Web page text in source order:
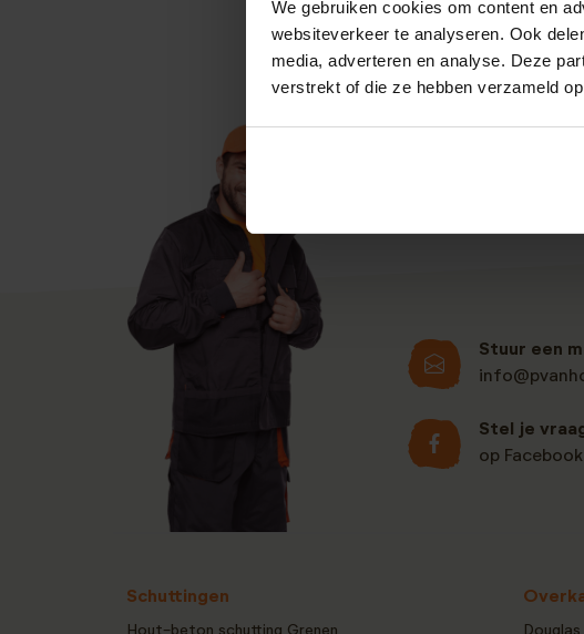
We gebruiken cookies om content en
websiteverkeer te analyseren. Ook
media, adverteren en analyse. Deze
verstrekt of die ze hebben verzameld
Montage. Bij ons zit u dus
weten? Neem vrijblijvend
info@pvanhoekmontage.nl
helpen u graag!”
Stuur een
Stel je
op Facebook
Schuttingen
Hout-beton schutting Grenen